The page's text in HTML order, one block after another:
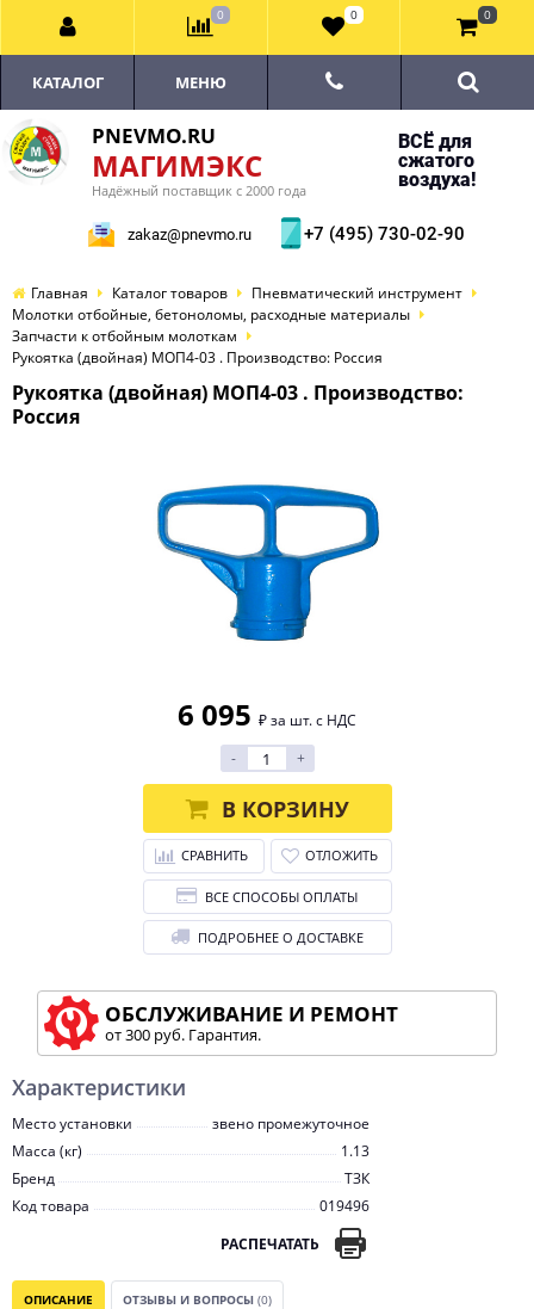
PNEVMO.RU
МАГИМЭКС
Надёжный поставщик с 2000 года
ВСЁ для
сжатого
воздуха!
zakaz@pnevmo.ru +7 (495) 730-02-90
КАТАЛОГ МЕНЮ
Главная Каталог товаров
Пневматический инструмент
Молотки отбойные, бетоноломы, расходные материалы
Запчасти к отбойным молоткам
Рукоятка (двойная) МОП4-03 . Производство: Россия
Рукоятка (двойная) МОП4-03 . Производство:
Россия
Характеристики
Место установки
звено промежуточное
Масса (кг)
1.13
Бренд
ТЗК
Код товара
019496
РАСПЕЧАТАТЬ
6 095 ₽ за шт. с НДС
-
+
В КОРЗИНУ
СРАВНИТЬ ОТЛОЖИТЬ
ВСЕ СПОСОБЫ ОПЛАТЫ
ПОДРОБНЕЕ О ДОСТАВКЕ
ОБСЛУЖИВАНИЕ И РЕМОНТ
от 300 руб. Гарантия.
ОПИСАНИЕ ОТЗЫВЫ И ВОПРОСЫ (0)
0 0 0